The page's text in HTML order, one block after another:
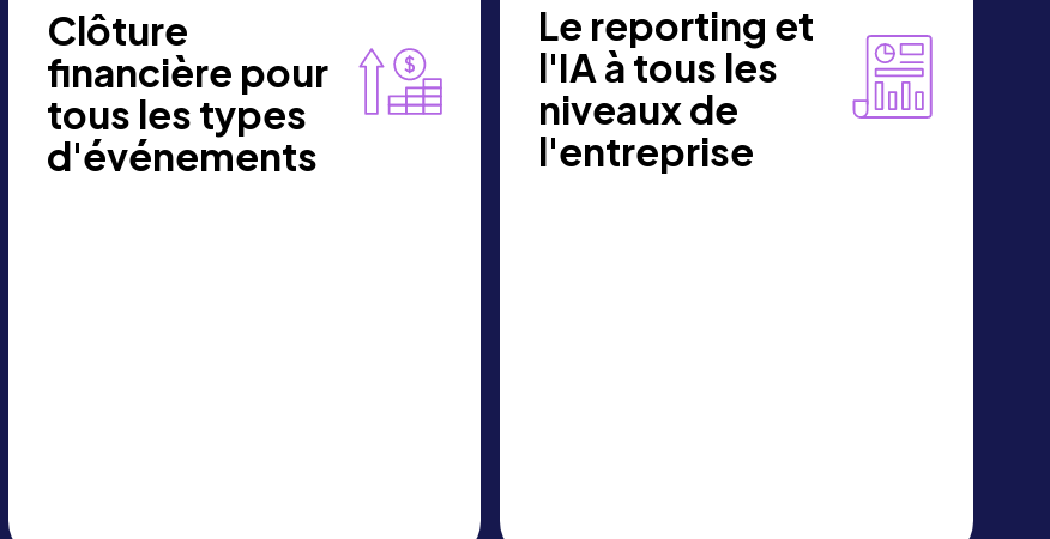
Clôture
financière pour
tous les types
d'événements
Le reporting et
l'IA à tous les
niveaux de
l'entreprise